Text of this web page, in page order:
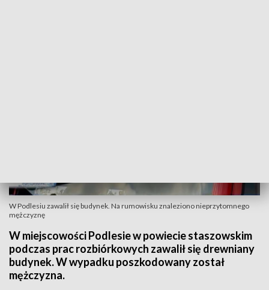
W Podlesiu zawalił się budynek. Na rumowisku znaleziono nieprzytomnego
mężczyznę
W miejscowości Podlesie w powiecie staszowskim
podczas prac rozbiórkowych zawalił się drewniany
budynek. W wypadku poszkodowany został
mężczyzna.